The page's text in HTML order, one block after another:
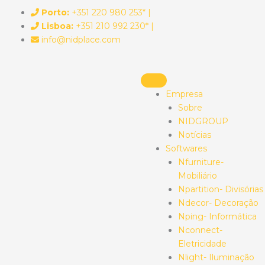
content
Porto: +351 220 980 253* |
Lisboa: +351 210 992 230* |
info@nidplace.com
Empresa
Sobre
NIDGROUP
Notícias
Softwares
Nfurniture-
Mobiliário
Npartition- Divisórias
Ndecor- Decoração
Nping- Informática
Nconnect-
Eletricidade
Nlight- Iluminação